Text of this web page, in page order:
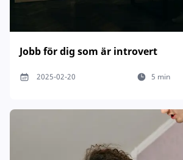
Jobb för dig som är introvert
2025-02-20 5 min